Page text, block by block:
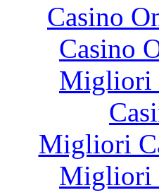
Casino
Casino
Migliori
Migliori
Migliori